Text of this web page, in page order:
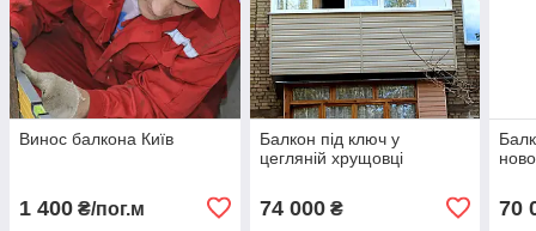
Винос балкона Київ
1 400 ₴/пог.м
Балкон під ключ у
цегляній хрущовці
74 000₴ 70